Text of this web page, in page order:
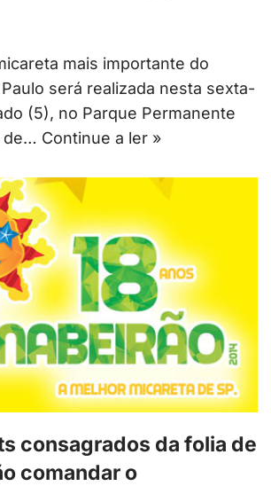
mais importante do
será realizada nesta sexta-
(5), no Parque Permanente
de… Continue a ler »
consagrados da folia de
comandar o